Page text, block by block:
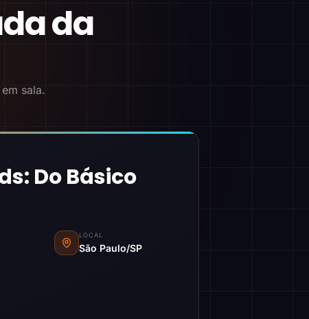
da
sala.
Do Básico
LOCAL
São Paulo/SP